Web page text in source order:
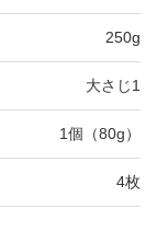
250g
大さじ1
1個（80g）
4枚